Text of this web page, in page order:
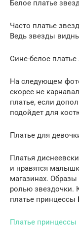
Белое платье
Часто платье
Ведь звезды
Сине-белое платье
На следующем
скорее не
платье, если
подойдет для
Платье для
Платья
и нравятся
магазинах.
ролью звездочки.
платье принцессы
Платье принцессы